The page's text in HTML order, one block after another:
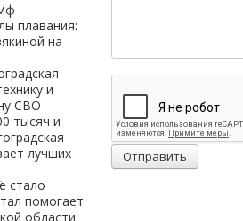
плавания:
на
и
СВО
тысяч и
лучших
стало
помогает
области
Отправить